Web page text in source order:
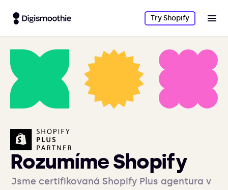
Try Shopify
Rozumíme Shopify
Jsme certifikovaná Shopify Plus agentura v